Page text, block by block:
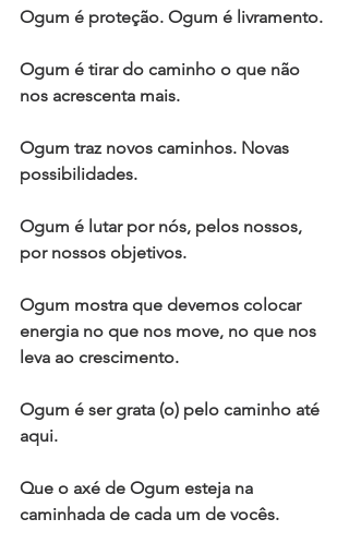
Ogum é proteção. Ogum é livramento.
Ogum é tirar do caminho o que não
nos acrescenta mais.
Ogum traz novos caminhos. Novas
possibilidades.
Ogum é lutar por nós, pelos nossos,
por nossos objetivos.
Ogum mostra que devemos colocar
energia no que nos move, no que nos
leva ao crescimento.
Ogum é ser grata (o) pelo caminho até
aqui.
Que o axé de Ogum esteja na
caminhada de cada um de vocês.